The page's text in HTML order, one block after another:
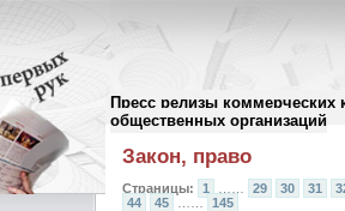
Пресс релизы коммерческих
общественных организаций
Архив пресс-релизов//
Закон, право
Страницы: 1 29 30 31
44
45 …… 145